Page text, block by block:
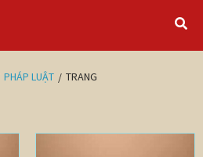
PHÁP LUẬT TRANG